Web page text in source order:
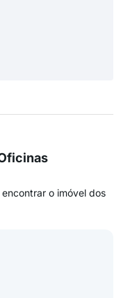
o imóvel dos